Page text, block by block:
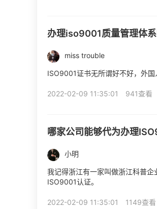
办理iso9001质量管理体
miss trouble
ISO9001证书无所谓好不好，外
2022-02-09 11:35:01 941查看
哪家公司能够代为办理
小明
我记得浙江有一家叫做浙江科普
ISO9001认证。
2022-02-09 11:35:01 1149查看